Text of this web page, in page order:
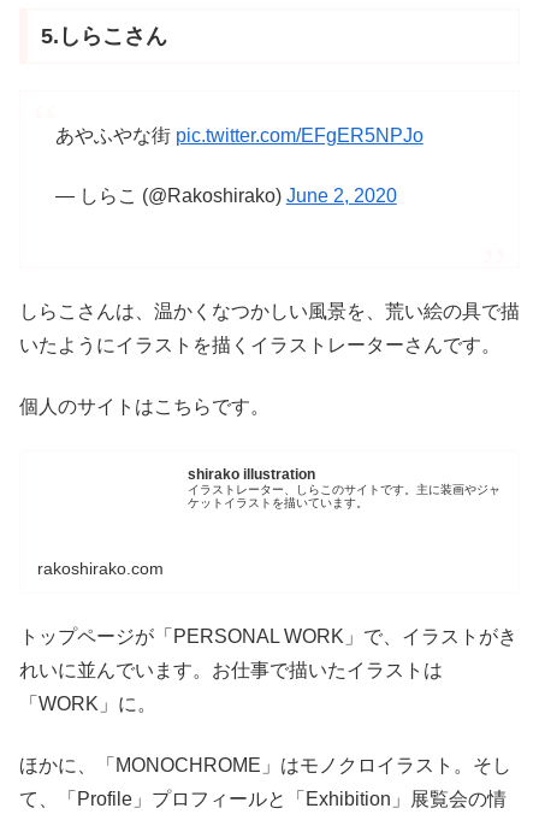
5.しらこさん
あやふやな街 pic.twitter.com/EFgER5NPJo
— しらこ (@Rakoshirako) June 2, 2020
しらこさんは、温かくなつかしい風景を、荒い絵の具で描
いたようにイラストを描くイラストレーターさんです。
個人のサイトはこちらです。
shirako illustration
イラストレーター、しらこのサイトです。主に装画やジャ
ケットイラストを描いています。
rakoshirako.com
トップページが「PERSONAL WORK」で、イラストがき
れいに並んでいます。お仕事で描いたイラストは
「WORK」に。
ほかに、「MONOCHROME」はモノクロイラスト。そし
て、「Profile」プロフィールと「Exhibition」展覧会の情